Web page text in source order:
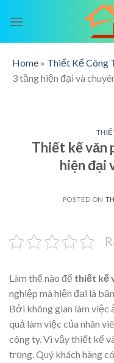
Home » Thiết Kế Công
3 tầng hiện đại và
Thiết kế văn
hiện đại
POSTED ON
Làm thế nào để thiết kế
nghiệp mà hiện đại là
Bởi không gian làm việc
quả làm việc của nhân
công ty. Vì vậy thiết kế
trọng. Quý khách hàng